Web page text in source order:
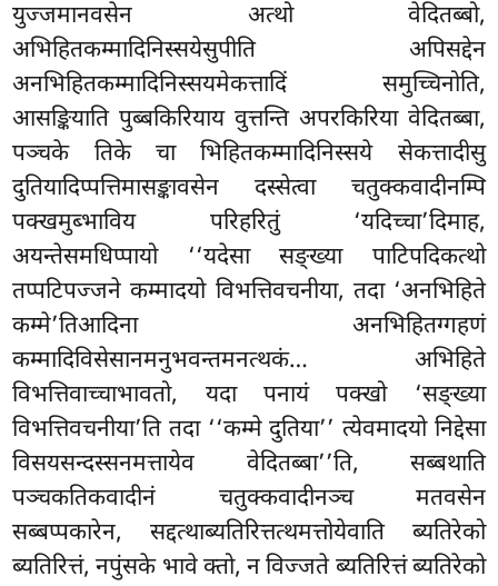
युज्जमानवसेन अत्थो वेदितब्बो,
अभिहितकम्मादिनिस्सयेसुपीति अपिसद्देन
अनभिहितकम्मादिनिस्सयमेकत्तादिं समुच्चिनोति,
आसङ्कियाति पुब्बकिरियाय वुत्तन्ति अपरकिरिया वेदितब्बा,
पञ्चके तिके चा भिहितकम्मादिनिस्सये सेकत्तादीसु
दुतियादिप्पत्तिमासङ्कावसेन दस्सेत्वा चतुक्कवादीनम्पि
पक्खमुब्भाविय परिहरितुं ‘यदिच्चा’दिमाह,
अयन्तेसमधिप्पायो ‘‘यदेसा सङ्ख्या पाटिपदिकत्थो
तप्पटिपज्जने कम्मादयो विभत्तिवचनीया, तदा ‘अनभिहिते
कम्मे’तिआदिना अनभिहितग्गहणं
कम्मादिविसेसानमनुभवन्तमनत्थकं… अभिहिते
विभत्तिवाच्चाभावतो, यदा पनायं पक्खो ‘सङ्ख्या
विभत्तिवचनीया’ति तदा ‘‘कम्मे दुतिया’’ त्येवमादयो निद्देसा
विसयसन्दस्सनमत्तायेव वेदितब्बा’’ति, सब्बथाति
पञ्चकतिकवादीनं चतुक्कवादीनञ्च मतवसेन
सब्बप्पकारेन, सद्दत्थाब्यतिरित्तत्थमत्तोयेवाति ब्यतिरेको
ब्यतिरित्तं, नपुंसके भावे क्तो, न विज्जते ब्यतिरित्तं ब्यतिरेको